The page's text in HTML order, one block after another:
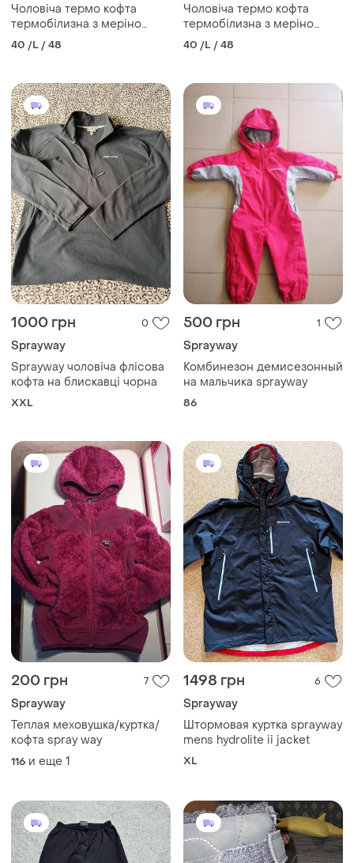
Чоловіча термо кофта
термобілизна з меріно
вовною spray way
40 /L / 48
Чоловіча термо кофта
термобілизна з меріно
вовною spray way
40 /L / 48
1000 грн 0
Sprayway
Sprayway чоловіча флісова
кофта на блискавці чорна
XXL
500 грн 1
Sprayway
Комбинезон демисезонный
на мальчика sprayway
86
200 грн 7
Sprayway
Теплая меховушка/куртка/
кофта spray way
116 и еще 1
1498 грн 6
Sprayway
Штормовая куртка sprayway
mens hydrolite ii jacket
XL